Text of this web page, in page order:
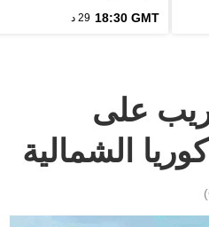
18:30 GMT 29 د
على
الشمالية
)